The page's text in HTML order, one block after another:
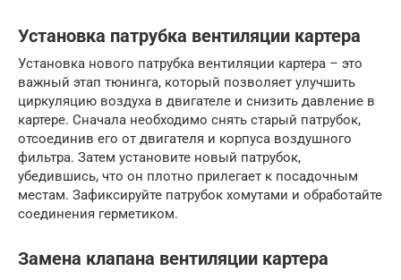
Установка патрубка вентиляции картера
Установка нового патрубка вентиляции картера – это
важный этап тюнинга, который позволяет улучшить
циркуляцию воздуха в двигателе и снизить давление в
картере. Сначала необходимо снять старый патрубок,
отсоединив его от двигателя и корпуса воздушного
фильтра. Затем установите новый патрубок,
убедившись, что он плотно прилегает к посадочным
местам. Зафиксируйте патрубок хомутами и обработайте
соединения герметиком.
Замена клапана вентиляции картера